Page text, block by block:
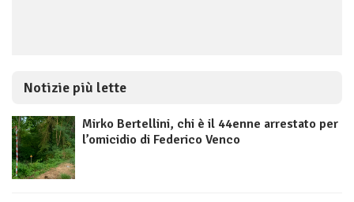
Notizie più lette
Mirko Bertellini, chi è il 44enne arrestato per
l’omicidio di Federico Venco